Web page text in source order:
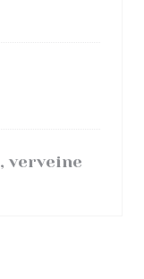
verveine